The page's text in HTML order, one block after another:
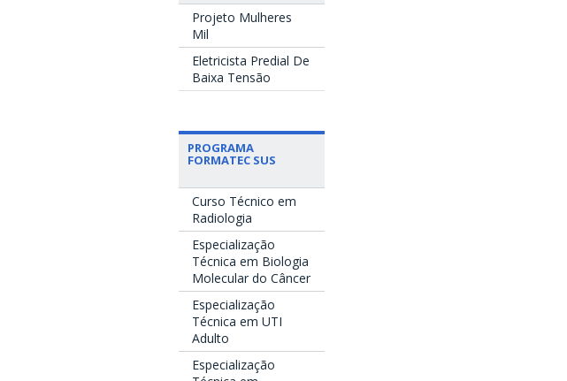
Projeto Mulheres
Mil
Eletricista Predial De
Baixa Tensão
PROGRAMA
FORMATEC SUS
Curso Técnico em
Radiologia
Especialização
Técnica em Biologia
Molecular do Câncer
Especialização
Técnica em UTI
Adulto
Especialização